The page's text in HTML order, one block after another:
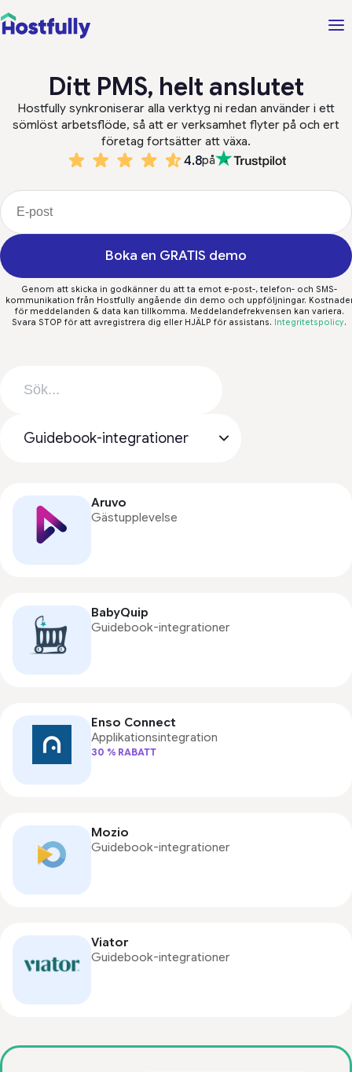
Ditt PMS, helt anslutet
Hostfully synkroniserar alla verktyg ni redan använder i ett
sömlöst arbetsflöde, så att er verksamhet flyter på och ert
företag fortsätter att växa.
4.8på
Boka en GRATIS demo
Genom att skicka in godkänner du att ta emot e-post-, telefon- och SMS-
kommunikation från Hostfully angående din demo och uppföljningar.
för meddelanden & data kan tillkomma. Meddelandefrekvensen kan variera.
Svara STOP för att avregistrera dig eller HJÄLP för assistans. Integritetspolicy.
Aruvo
Gästupplevelse
BabyQuip
Guidebook-integrationer
Enso Connect
Applikationsintegration
30 % RABATT
Mozio
Guidebook-integrationer
Viator
Guidebook-integrationer